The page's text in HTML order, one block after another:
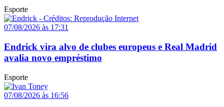
Esporte
07/08/2026 às 17:31
Endrick vira alvo de clubes europeus e Real Madrid
avalia novo empréstimo
Esporte
07/08/2026 às 16:56